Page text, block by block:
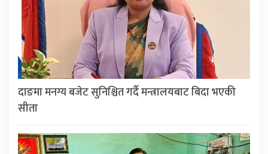
दाङमा मनग्य बजेट सुनिश्चित गर्दै मन्त्रालयबाट बिदा भएकी
सीता